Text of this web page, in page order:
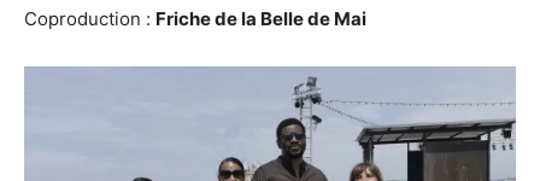
Coproduction : Friche de la Belle de Mai